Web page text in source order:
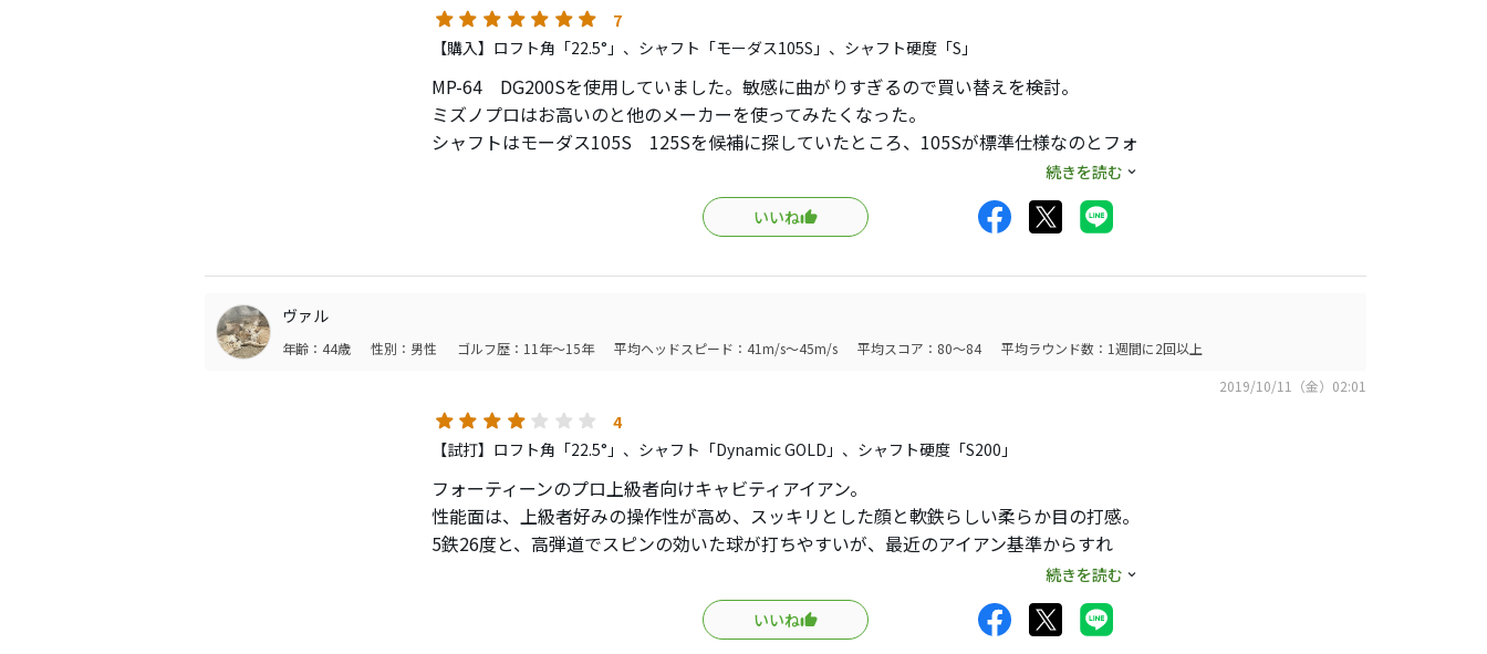
セールストークの番手別重心設計は体感できません、しかしながら
DR、FWのチーピンも目論見どうりに解消していますので、主軸となるアイアンの性格に
１２５Xでの打感はそれほど良くは感じません、もう少し柔らかくあったならばと思いま
した。
抜けは程々です、意外とバンスを感じるので深入りしないので逆に抜け感はあまり感じま
せん、もっともHSによるとは思います。
１年使った結果、番手間の差および打感（特に芯ズレ）に違和感が増大。
シャフト先端にコルクと粉が充填されていたため、すべて抜きとり同一シャフトで組替
え、ヘッド重量は＃８を除いて7〜8ｇ差とまずまずの精度、＃８のみ重量過大でしたの
でボーリングを行い２ｇの減量をして組付け。
ロフトライもなかなかの精度でした、さすがフォーティーンといえますね。組上げは3ｇ
程度軽量に仕上がりました。
再度ロフト、ライ調整を実施し現在使用中です。
組替のち打感がはっきりと向上、芯に入っていく確率があがりました。ミズノやBSのシ
7
【購入】ロフト角「22.5°」、シャフト「モーダス105S」、シャフト硬度「S」
MP-64 DG200Sを使用していました。敏感に曲がりすぎるので買い替えを検討。
ミズノプロはお高いのと他のメーカーを使ってみたくなった。
シャフトはモーダス105S 125Sを候補に探していたところ、105Sが標準仕様なのとフォ
ーティーンが謳う「繋がりを整える“やや長めの重心距離”設計」「番手別精密重心設計」
に興味が涌いて購入してみました。
ドライバーが苦手なのですが、チーピンが減ってきたように思い良い影響があるように感
ソール幅が広くなったアイアンなので抜けが悪くも感じましたが、
このお陰もあってかシャフトの効果、ロフト角の影響か
私のスイングにはバラつきあるのに弾道の高さや方向がそろい易いです。
トゥ側にミスヒットしても飛距離の落ち込みが非常に少なく
ショートアイアンではグリーンに乗っていることもあります。
製品としての精度も高くカタログの重量と±2ｇの仕上がりで
番手間の重量差やスイングバランスも整っています。
続きを読む
いいね
ヴァル
年齢：44歳 性別：男性 ゴルフ歴：11年～15年 平均ヘッドスピード：41m/s～45m/s 平均スコア：80～84
平均ラウンド数：1週間に2回以上
2019/10/11（金）02:01
4
【試打】ロフト角「22.5°」、シャフト「Dynamic GOLD」、シャフト硬度「S200」
フォーティーンのプロ上級者向けキャビティアイアン。
性能面は、上級者好みの操作性が高め、スッキリとした顔と軟鉄らしい柔らか目の打感。
5鉄26度と、高弾道でスピンの効いた球が打ちやすいが、最近のアイアン基準からすれ
番手毎に重心距離を少しづつ長めにしてあり、長い番手でも振って左に行きにくくしてる
続きを読む
いいね